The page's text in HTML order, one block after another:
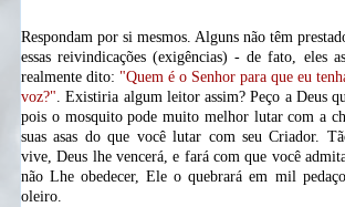
Respondam por si mesmos. Alguns não têm
essas reivindicações (exigências) - de fato, eles
realmente dito: "Quem é o Senhor para que eu
voz?". Existiria algum leitor assim? Peço a Deus
pois o mosquito pode muito melhor lutar com a
suas asas do que você lutar com seu Criador.
vive, Deus lhe vencerá, e fará com que você
não Lhe obedecer, Ele o quebrará em mil
oleiro.